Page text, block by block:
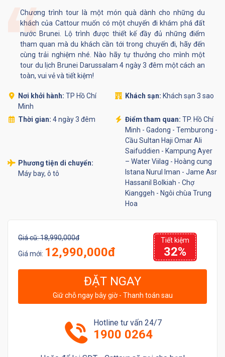
Chương trình tour là một món quà dành cho những du
khách của Cattour muốn có một chuyến đi khám phá đất
nước Brunei. Lộ trình được thiết kế đầy đủ những điểm
tham quan mà du khách cần tới trong chuyến đi, hãy đến
cùng trải nghiệm nhé. Nào hãy tự thưởng cho mình một
tour du lịch Brunei Darussalam 4 ngày 3 đêm một cách an
toàn, vui vẻ và tiết kiệm!
Nơi khởi hành: TP Hồ Chí
Minh
Khách sạn: Khách sạn 3 sao
Thời gian: 4 ngày 3 đêm Điểm tham quan: TP. Hồ Chí
Minh - Gadong - Temburong -
Cầu Sultan Haji Omar Ali
Saifuddien - Kampung Ayer
– Water Viilag - Hoàng cung
Istana Nurul Iman - Jame Asr
Hassanil Bolkiah - Chợ
Kianggeh - Ngôi chùa Trung
Hoa
Phương tiện di chuyển:
Máy bay, ô tô
Giá cũ:18,990,000đ
Giá mới: 12,990,000đ
Tiết kiệm
32%
ĐẶT NGAY
Giữ chỗ ngay bây giờ - Thanh toán sau
Hotline tư vấn 24/7
1900 0264